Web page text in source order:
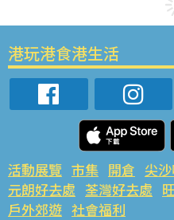
港玩港食港生活
活動展覽 市集 開倉 尖
元朗好去處 荃灣好去處
戶外郊遊 社會福利